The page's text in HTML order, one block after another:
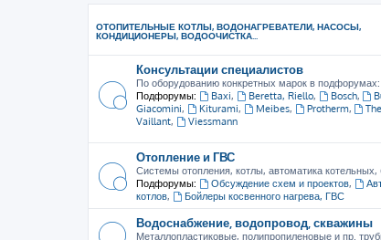
ОТОПИТЕЛЬНЫЕ КОТЛЫ, ВОДОНАГРЕВАТЕЛИ, НАСОСЫ,
КОНДИЦИОНЕРЫ, ВОДООЧИСТКА...
Консультации специалистов
По оборудованию конкретных марок в подфорумах:
Подфорумы:
Baxi, Beretta, Riello, Bosch,
Giacomini, Kiturami, Meibes, Protherm,
Vaillant, Viessmann
Отопление и ГВС
Системы отопления, котлы, автоматика
Подфорумы:
Обсуждение схем и проектов,
котлов, Бойлеры косвенного нагрева, ГВС
Водоснабжение, водопровод, скважины
Металлопластиковые, полипропиленовые и пр.